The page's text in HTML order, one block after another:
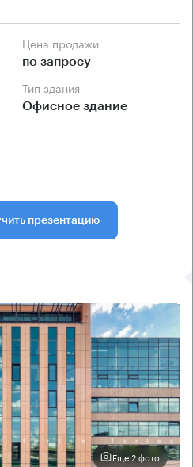
Цена продажи
по запросу
Тип здания
Офисное здание
презентацию
Еще 2 фото